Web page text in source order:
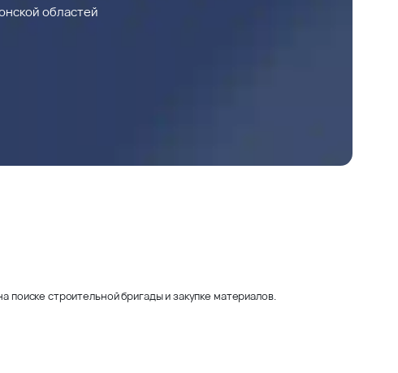
областей
строительной бригады и закупке материалов.